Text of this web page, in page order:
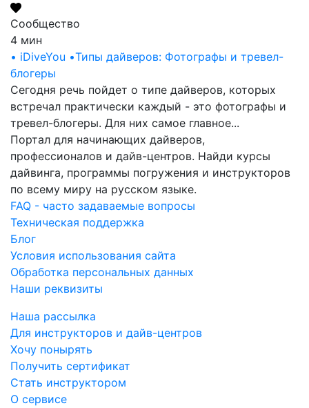
Сообщество
4 мин
• iDiveYou •Типы дайверов: Фотографы и тревел-
блогеры
Сегодня речь пойдет о типе дайверов, которых
встречал практически каждый - это фотографы и
тревел-блогеры. Для них самое главное...
Портал для начинающих дайверов,
профессионалов и дайв-центров. Найди курсы
дайвинга, программы погружения и инструкторов
по всему миру на русском языке.
FAQ - часто задаваемые вопросы
Техническая поддержка
Блог
Условия использования сайта
Обработка персональных данных
Наши реквизиты
Наша рассылка
Для инструкторов и дайв-центров
Хочу понырять
Получить сертификат
Стать инструктором
О сервисе